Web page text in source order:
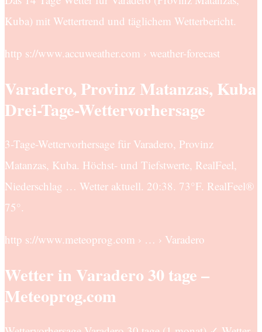
Kuba) mit Wettertrend und täglichem Wetterbericht.
http s://www.accuweather.com › weather-forecast
Varadero, Provinz Matanzas, Kuba
Drei-Tage-Wettervorhersage
3-Tage-Wettervorhersage für Varadero, Provinz
Matanzas, Kuba. Höchst- und Tiefstwerte, RealFeel,
Niederschlag … Wetter aktuell. 20:38. 73°F. RealFeel®
75°.
http s://www.meteoprog.com › … › Varadero
Wetter in Varadero 30 tage –
Meteoprog.com